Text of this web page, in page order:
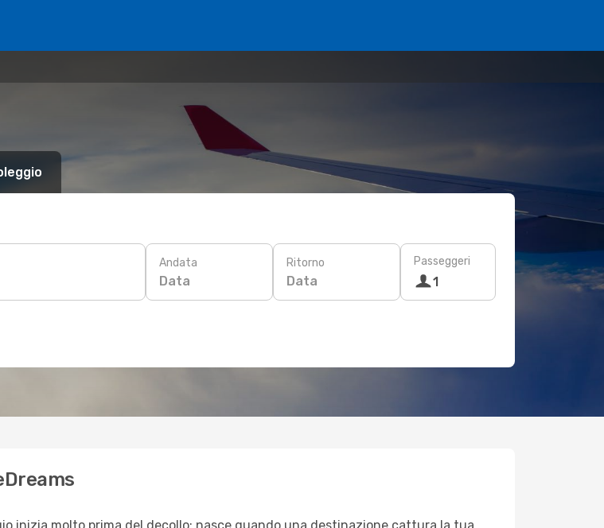
Andata
Data
Ritorno
Data
Passeggeri
1